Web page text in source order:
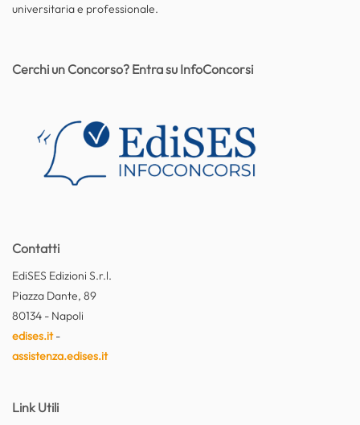
universitaria e professionale.
Contatti
EdiSES Edizioni S.r.l.
Piazza Dante, 89
80134 - Napoli
edises.it-
assistenza.edises.it
Link Utili
Cerchi un Concorso? Entra su InfoConcorsi